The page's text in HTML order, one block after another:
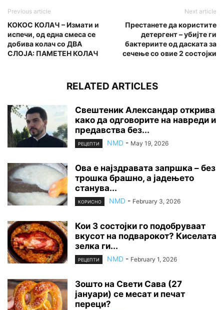
Previous article
КОКОС КОЛАЧ – Измати и
испечи, од една смеса се
добива колач со ДВА
СЛОЈА: ПАМЕТЕН КОЛАЧ
Next article
Престанете да користите
детергент – убијте ги
бактериите од даската за
сечење со овие 2 состојки
RELATED ARTICLES
Свештеник Александар открива
како да одговорите на навреди и
предавства без...
РЕЦЕПТИ NMD - May 19, 2026
Ова е најздравата запршка – без
трошка брашно, а јадењето
станува...
КОРИСНО NMD - February 3, 2026
Кои 3 состојки го подобруваат
вкусот на подварокот? Киселата
зелка ги...
РЕЦЕПТИ NMD - February 1, 2026
Зошто на Свети Сава (27
јануари) се месат и печат
переци?